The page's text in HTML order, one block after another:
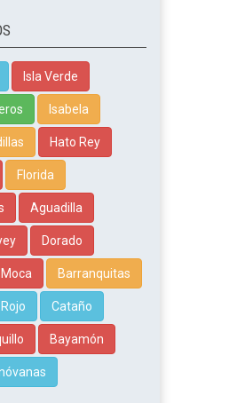
Isla Verde
Isabela
Hato Rey
Florida
Aguadilla
Dorado
Moca Barranquitas
Cataño
Bayamón